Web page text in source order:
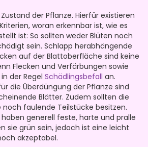
der Pflanze. Hierfür existieren
woran erkennbar ist, wie es
ist: So sollten weder Blüten noch
sein. Schlapp herabhängende
auf der Blattoberfläche sind keine
Flecken und Verfärbungen sowie
der Regel Schädlingsbefall an.
die Überdüngung der Pflanze sind
Blätter. Zudem sollten die
noch faulende Teilstücke besitzen.
generell feste, harte und pralle
sie grün sein, jedoch ist eine leicht
akzeptabel.